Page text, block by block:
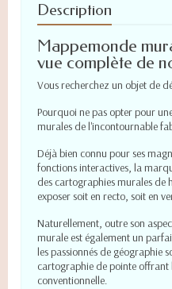
Description
Mappemonde
vue complète de
Vous recherchez un objet de
Pourquoi ne pas opter pour
murales de l'incontournable
Déjà bien connu pour ses
fonctions interactives, la
des cartographies murales de
exposer soit en recto, soit en
Naturellement, outre son
murale est également un
les passionnés de géographie
cartographie de pointe offrant
conventionnelle.